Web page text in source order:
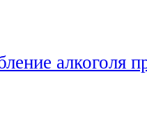
алкоголя